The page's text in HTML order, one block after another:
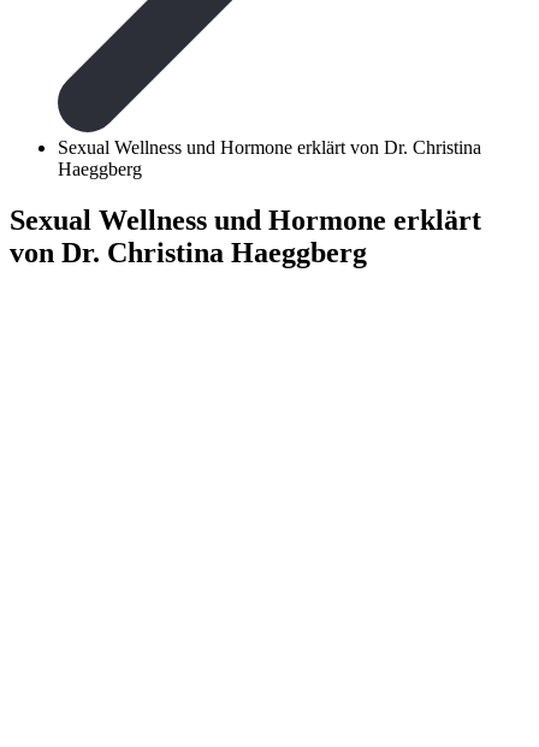
Sexual Wellness und Hormone erklärt von Dr. Christina
Haeggberg
Sexual Wellness und Hormone erklärt
von Dr. Christina Haeggberg